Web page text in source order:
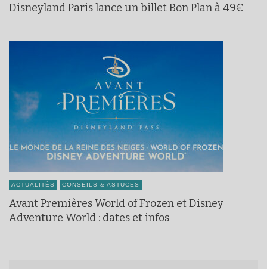
Disneyland Paris lance un billet Bon Plan à 49€
ACTUALITÉS CONSEILS & ASTUCES
Avant Premières World of Frozen et Disney
Adventure World : dates et infos